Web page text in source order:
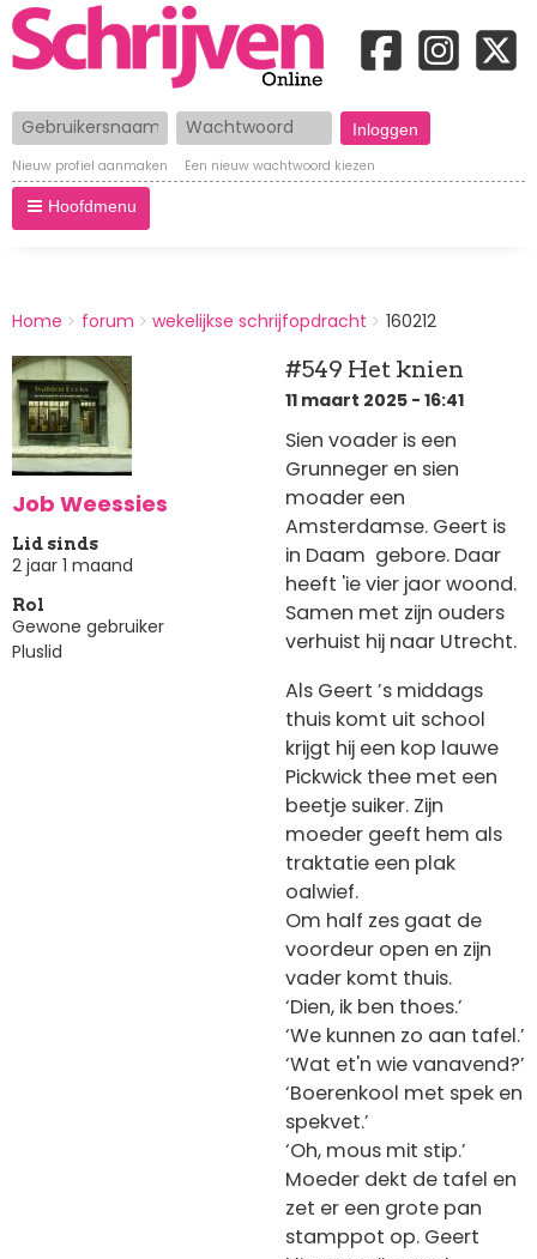
Gebruikersnaam Wachtwoord
Nieuw profiel aanmaken Een nieuw wachtwoord kiezen
Hoofdmenu
BREADCRUMBS
You
here:
Home forum wekelijkse schrijfopdracht 160212
Job Weessies
Lid sinds
2 jaar 1 maand
Rol
Gewone gebruiker
Pluslid
#549 Het knien
11 maart 2025 - 16:41
Sien voader is een
Grunneger en sien
moader een
Amsterdamse. Geert is
in Daam gebore. Daar
heeft 'ie vier jaor woond.
Samen met zijn ouders
verhuist hij naar Utrecht.
Als Geert ’s middags
thuis komt uit school
krijgt hij een kop lauwe
Pickwick thee met een
beetje suiker. Zijn
moeder geeft hem als
traktatie een plak
oalwief.
Om half zes gaat de
voordeur open en zijn
vader komt thuis.
‘Dien, ik ben thoes.’
‘We kunnen zo aan tafel.’
‘Wat et'n wie vanavend?’
‘Boerenkool met spek en
spekvet.’
‘Oh, mous mit stip.’
Moeder dekt de tafel en
zet er een grote pan
stamppot op. Geert